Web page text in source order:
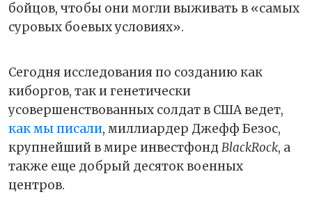
бойцов, чтобы они могли выживать в «самых
суровых боевых условиях».
Сегодня исследования по созданию как
киборгов, так и генетически
усовершенствованных солдат в США ведет,
как мы писали, миллиардер Джефф Безос,
крупнейший в мире инвестфондBlackRock, а
также еще добрый десяток военных
центров.